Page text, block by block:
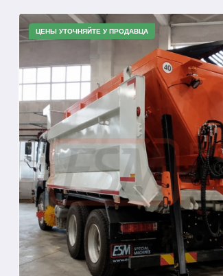
ЦЕНЫ УТОЧНЯЙТЕ У ПРОДАВЦА